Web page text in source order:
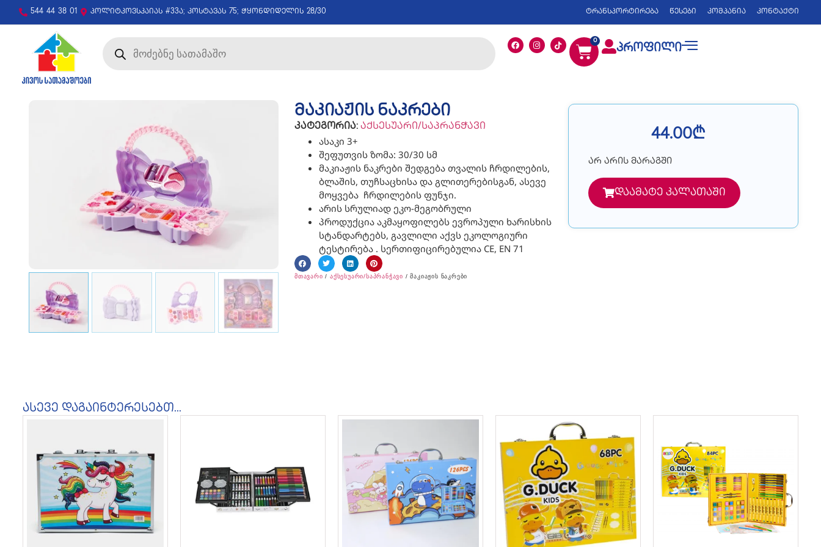
544 44 38 01 პოლიტკოვსკაიას #33ა; კოსტავას 75; ჭყონდიდელის 28/30 ტრანსპორტირება წესები კომპანია კონტაქტი
0
პროფილი
მაკიაჟის ნაკრები
კატეგორია: აქსესუარი/საპრანჭავი
ასაკი 3+
შეფუთვის ზომა: 30/30 სმ
მაკიაჟის ნაკრები შედგება თვალის ჩრდილების,
ბლაშის, თუჩსაცხისა და გლითერებისგან, ასევე
მოყვება ჩრდილების ფუნჯი.
არის სრულიად ეკო-მეგობრული
პროდუქცია აკმაყოფილებს ევროპული ხარისხის
სტანდარტებს, გავლილი აქვს ეკოლოგიური
ტესტირება . სერთიფიცირებულია CE, EN 71
მთავარი / აქსესუარი/საპრანჭავი / მაკიაჟის ნაკრები
44.00₾
არ არის მარაგში
დაამატე კალათაში
ასევე დაგაინტერესებთ...